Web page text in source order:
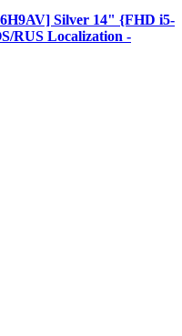
Silver 14" {FHD i5-
RUS Localization -